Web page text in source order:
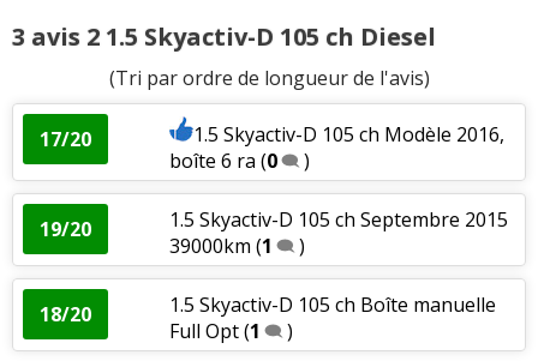
1.5 Skyactiv-G 90 ch 11500 (0 )
Fiabilité aiment 6n'aiment pas
Service après vente:3aiment3n'aiment pas
Entretien (coût)
:3aiment 8 n'aiment pas
Prix pièces détach.:1n'aime pas
3 avis 2 1.5 Skyactiv-D 105 ch Diesel
(Tri par ordre de longueur de l'avis)
17/20
1.5 Skyactiv-D 105 ch Modèle 2016,
boîte 6 ra (0 )
19/20
1.5 Skyactiv-D 105 ch Septembre 2015
39000km (1 )
18/20
1.5 Skyactiv-D 105 ch Boîte manuelle
Full Opt(1 )